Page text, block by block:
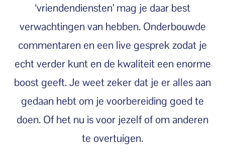
‘vriendendiensten’ mag je daar best
verwachtingen van hebben. Onderbouwde
commentaren en een live gesprek zodat je
echt verder kunt en de kwaliteit een enorme
boost geeft. Je weet zeker dat je er alles aan
gedaan hebt om je voorbereiding goed te
doen. Of het nu is voor jezelf of om anderen
te overtuigen.